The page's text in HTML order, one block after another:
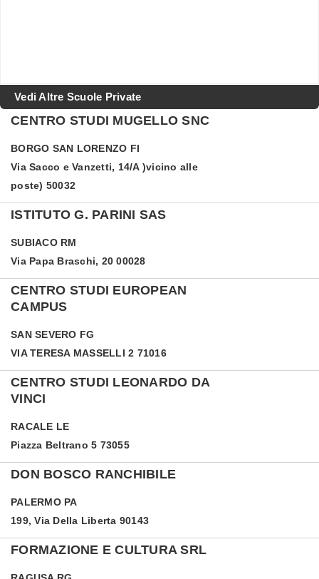
Vedi Altre Scuole Private
CENTRO STUDI MUGELLO SNC
BORGO SAN LORENZO FI
Via Sacco e Vanzetti, 14/A )vicino alle
poste) 50032
ISTITUTO G. PARINI SAS
SUBIACO RM
Via Papa Braschi, 20 00028
CENTRO STUDI EUROPEAN
CAMPUS
SAN SEVERO FG
VIA TERESA MASSELLI 2 71016
CENTRO STUDI LEONARDO DA
VINCI
RACALE LE
Piazza Beltrano 5 73055
DON BOSCO RANCHIBILE
PALERMO PA
199, Via Della Liberta 90143
FORMAZIONE E CULTURA SRL